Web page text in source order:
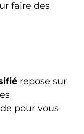
faire des
repose sur
pour vous